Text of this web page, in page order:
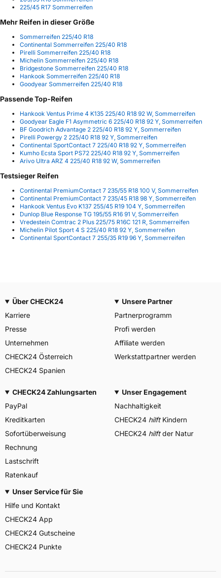
225/45 R17 Sommerreifen
Mehr Reifen in dieser Größe
Sommerreifen 225/40 R18
Continental Sommerreifen 225/40 R18
Pirelli Sommerreifen 225/40 R18
Michelin Sommerreifen 225/40 R18
Bridgestone Sommerreifen 225/40 R18
Hankook Sommerreifen 225/40 R18
Goodyear Sommerreifen 225/40 R18
Passende Top-Reifen
Hankook Ventus Prime 4 K135 225/40 R18 92 W, Sommerreifen
Goodyear Eagle F1 Asymmetric 6 225/40 R18 92 Y, Sommerreifen
BF Goodrich Advantage 2 225/40 R18 92 Y, Sommerreifen
Pirelli Powergy 2 225/40 R18 92 Y, Sommerreifen
Continental SportContact 7 225/40 R18 92 Y, Sommerreifen
Kumho Ecsta Sport PS72 225/40 R18 92 Y, Sommerreifen
Arivo Ultra ARZ 4 225/40 R18 92 W, Sommerreifen
Testsieger Reifen
Continental PremiumContact 7 235/55 R18 100 V, Sommerreifen
Continental PremiumContact 7 235/45 R18 98 Y, Sommerreifen
Hankook Ventus Evo K137 255/45 R19 104 Y, Sommerreifen
Dunlop Blue Response TG 195/55 R16 91 V, Sommerreifen
Vredestein Comtrac 2 Plus 225/75 R16C 121 R, Sommerreifen
Michelin Pilot Sport 4 S 225/40 R18 92 Y, Sommerreifen
Continental SportContact 7 255/35 R19 96 Y, Sommerreifen
Über CHECK24
Karriere
Presse
Unternehmen
CHECK24 Österreich
CHECK24 Spanien
Unsere Partner
Partnerprogramm
Profi werden
Affiliate werden
Werkstattpartner werden
CHECK24 Zahlungsarten
PayPal
Kreditkarten
Sofortüberweisung
Rechnung
Lastschrift
Ratenkauf
Unser Engagement
Nachhaltigkeit
CHECK24 hilftKindern
CHECK24 hilftder Natur
Unser Service für Sie
Hilfe und Kontakt
CHECK24 App
CHECK24 Gutscheine
CHECK24 Punkte